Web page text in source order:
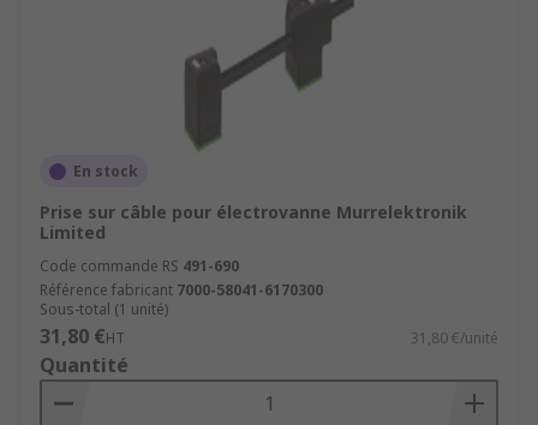
En stock
Prise sur câble pour électrovanne Murrelektronik
Limited
Code commande RS 491-690
Référence fabricant 7000-58041-6170300
Sous-total (1 unité)
31,80 €HT 31,80 €/unité
Quantité